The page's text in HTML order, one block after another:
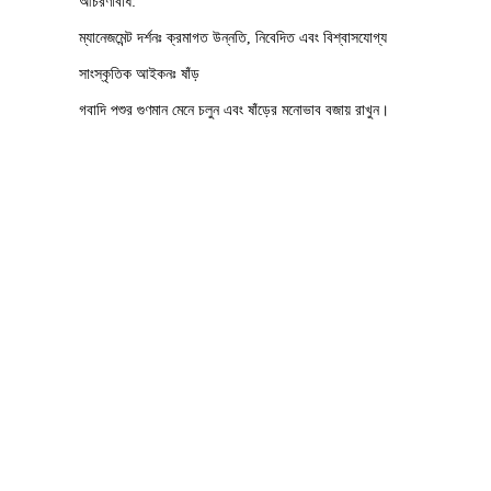
দর্শনঃ মূল ব্যবসাকে শক্তিশালী ও সম্প্রসারিত করা এবং পুরো মূল্য শৃঙ্খলের মূল্যকে